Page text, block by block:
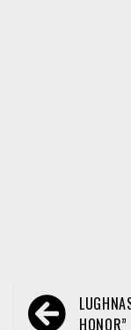
Navegación
HONOR”